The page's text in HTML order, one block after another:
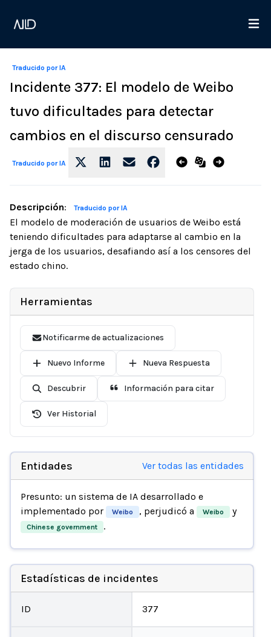
Traducido por IA
Incidente 377: El modelo de Weibo
tuvo dificultades para detectar
cambios en el discurso censurado
Traducido por IA
Descripción: Traducido por IA
El modelo de moderación de usuarios de Weibo está
teniendo dificultades para adaptarse al cambio en la
jerga de los usuarios, desafiando así a los censores del
estado chino.
Herramientas
Notificarme de actualizaciones
Nuevo Informe Nueva Respuesta
Descubrir Información para citar
Ver Historial
Entidades Ver todas las entidades
Presunto: un sistema de IA desarrollado e
implementado por
Weibo , perjudicó a Weibo y
Chinese government .
Estadísticas de incidentes
ID 377